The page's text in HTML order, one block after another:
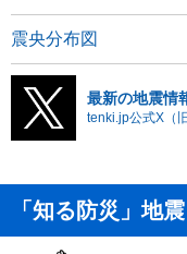
震央分布図
最新の地震情
tenki.jp公式X（
「知る防災」地震